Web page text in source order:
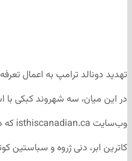
تهدید دونالد ترامپ به اعمال تعرفه‌ی ۲۵ درصدی بر کالاهای کانادایی، هر چند فعلاً معلق شده، موجب شده بسیاری از کانادایی‌ها به فکر تحریم محصولات آمریکایی و خرید کالاهای
در این میان، سه شهروند کبکی
وب‌سایت isthiscanadian.ca که در واکنش به تنش‌های تجاری اخیر بین کانادا و آمریکا راه‌اندازی شده، با استفاده از فناوری هوش مصنوعی می‌تواند اصالت کانادایی یا خارجی بودن محصولات را تشخیص دهد.
کاترین ابر، دنی ژروه و سباستین